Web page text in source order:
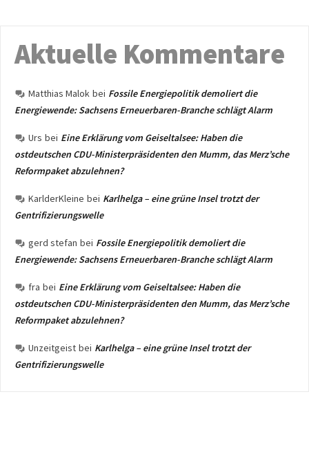
Aktuelle Kommentare
Matthias Malok bei Fossile Energiepolitik demoliert die
Energiewende: Sachsens Erneuerbaren-Branche schlägt Alarm
Urs bei Eine Erklärung vom Geiseltalsee: Haben die
ostdeutschen CDU-Ministerpräsidenten den Mumm, das Merz’sche
Reformpaket abzulehnen?
KarlderKleine bei Karlhelga – eine grüne Insel trotzt der
Gentrifizierungswelle
gerd stefan bei Fossile Energiepolitik demoliert die
Energiewende: Sachsens Erneuerbaren-Branche schlägt Alarm
fra bei Eine Erklärung vom Geiseltalsee: Haben die
ostdeutschen CDU-Ministerpräsidenten den Mumm, das Merz’sche
Reformpaket abzulehnen?
Unzeitgeist bei Karlhelga – eine grüne Insel trotzt der
Gentrifizierungswelle